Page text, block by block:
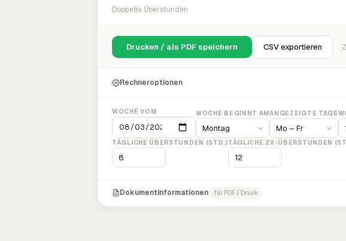
Doppelte Überstunden
Drucken / als PDF speichern CSV exportieren
Rechneroptionen
WOCHE VOM WOCHE BEGINNT AMANGEZEIGTE TAGE
TÄGLICHE ÜBERSTUNDEN (STD.)TÄGLICHE 2X-ÜBERSTUNDEN
Dokumentinformationen für PDF / Druck